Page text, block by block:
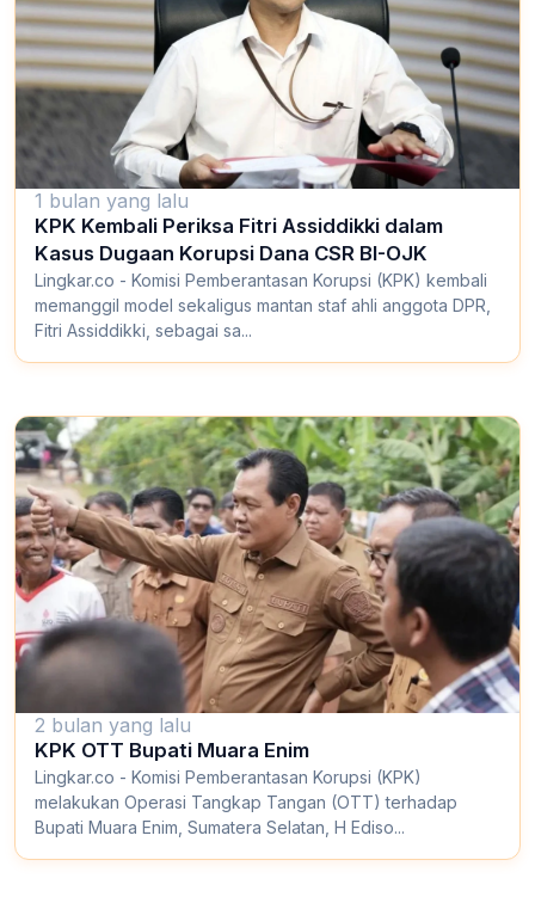
1 bulan yang lalu
KPK Kembali Periksa Fitri Assiddikki dalam
Kasus Dugaan Korupsi Dana CSR BI-OJK
Lingkar.co - Komisi Pemberantasan Korupsi (KPK) kembali
memanggil model sekaligus mantan staf ahli anggota DPR,
Fitri Assiddikki, sebagai sa...
2 bulan yang lalu
KPK OTT Bupati Muara Enim
Lingkar.co - Komisi Pemberantasan Korupsi (KPK)
melakukan Operasi Tangkap Tangan (OTT) terhadap
Bupati Muara Enim, Sumatera Selatan, H Ediso...